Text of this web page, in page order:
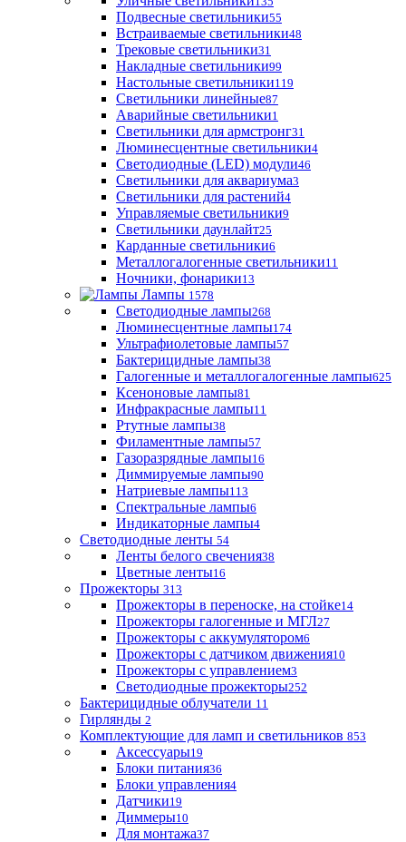
Подвесные светильники55
Встраиваемые светильники48
Трековые светильники31
Накладные светильники99
Настольные светильники119
Светильники линейные87
Аварийные светильники1
Светильники для армстронг31
Люминесцентные светильники4
Светодиодные (LED) модули46
Светильники для аквариума3
Светильники для растений4
Управляемые светильники9
Светильники даунлайт25
Карданные светильники6
Металлогалогенные светильники11
Ночники, фонарики13
Лампы 1578
Светодиодные лампы268
Люминесцентные лампы174
Ультрафиолетовые лампы57
Бактерицидные лампы38
Галогенные и металлогалогенные лампы625
Ксеноновые лампы81
Инфракрасные лампы11
Ртутные лампы38
Филаментные лампы57
Газоразрядные лампы16
Диммируемые лампы90
Натриевые лампы113
Спектральные лампы6
Индикаторные лампы4
Светодиодные ленты 54
Ленты белого свечения38
Цветные ленты16
Прожекторы 313
Прожекторы в переноске, на стойке14
Прожекторы галогенные и МГЛ27
Прожекторы с аккумулятором6
Прожекторы с датчиком движения10
Прожекторы с управлением3
Светодиодные прожекторы252
Бактерицидные облучатели 11
Гирлянды 2
Комплектующие для ламп и светильников 853
Аксессуары19
Блоки питания36
Блоки управления4
Датчики19
Диммеры10
Для монтажа37